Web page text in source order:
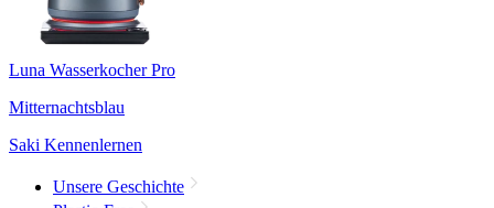
Luna Wasserkocher Pro
Mitternachtsblau
Saki Kennenlernen
Unsere Geschichte